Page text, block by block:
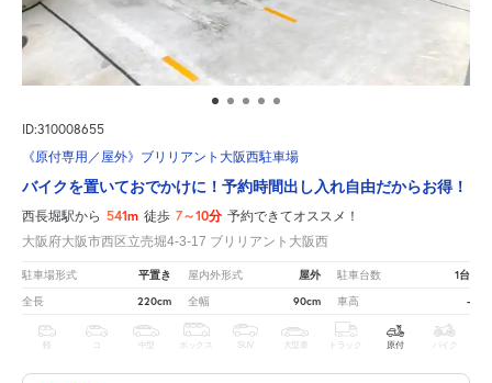
ID:310008655
《原付専用／屋外》ブリリアント大阪西駐車場
バイクを置いておでかけに！予約時間出し入れ自由だからお得！
西長堀駅から 541m 徒歩 7～10分 予約できてオススメ！
大阪府大阪市西区立売堀4-3-17 ブリリアント大阪西
駐車場形式 平置き 屋内外形式 屋外 駐車台数 1台
全長 220cm 全幅 90cm 車高 -
軽 中型 ボックス SUV 大型車 トラック 原付 バイク